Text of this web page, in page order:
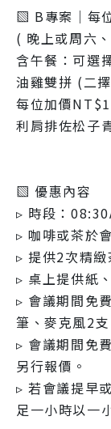
▧ B專案｜每
( 晚上或周六
含午餐：可選
油雞雙拼 (二
每位加價
利肩排佐松子
▧ 優惠內容
▹ 時段：
▹ 咖啡或茶於
▹ 提供2次精
▹ 桌上提供紙
▹ 會議期間免
筆、麥克風2
▹ 會議期間免
另行報價。
▹ 若會議提早
足一小時以一